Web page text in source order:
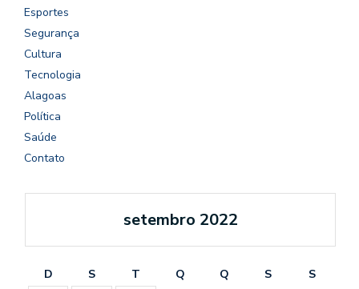
Esportes
Segurança
Cultura
Tecnologia
Alagoas
Política
Saúde
Contato
setembro 2022
D S T Q Q S
S